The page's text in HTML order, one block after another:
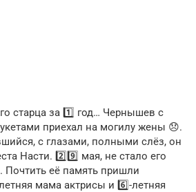
старца за 1️⃣ год… Чернышев с
приехал на могилу жены 😞.
с глазами, полными слёз, он
Насти. 2️⃣9️⃣ мая, не стало его
Почтить её память пришли
мама актрисы и 6️⃣-летняя